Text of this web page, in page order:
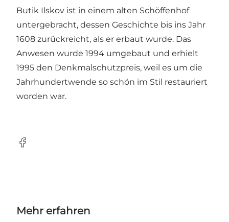
Butik Ilskov ist in einem alten Schöffenhof
untergebracht, dessen Geschichte bis ins Jahr
1608 zurückreicht, als er erbaut wurde. Das
Anwesen wurde 1994 umgebaut und erhielt
1995 den Denkmalschutzpreis, weil es um die
Jahrhundertwende so schön im Stil restauriert
worden war.
Facebook
Mehr erfahren